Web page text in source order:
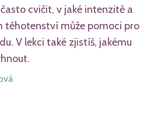
cvičit, v jaké intenzitě a
těhotenství může pomoci pro
V lekci také zjistíš, jakému